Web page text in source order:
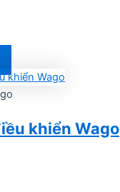
khiển Wago